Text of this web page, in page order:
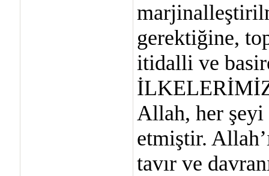
gerektiğine,
itidalli ve
Allah, her şeyi
etmiştir.
tavır ve